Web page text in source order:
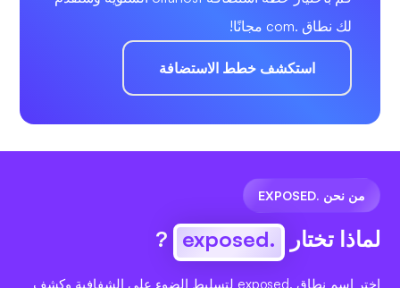
لك نطاق .com مجانًا!
استكشف خطط الاستضافة
من نحن .EXPOSED
لماذا تختار .exposed
?
اختر اسم نطاق .exposed لتسليط الضوء على الشفافية وكشف